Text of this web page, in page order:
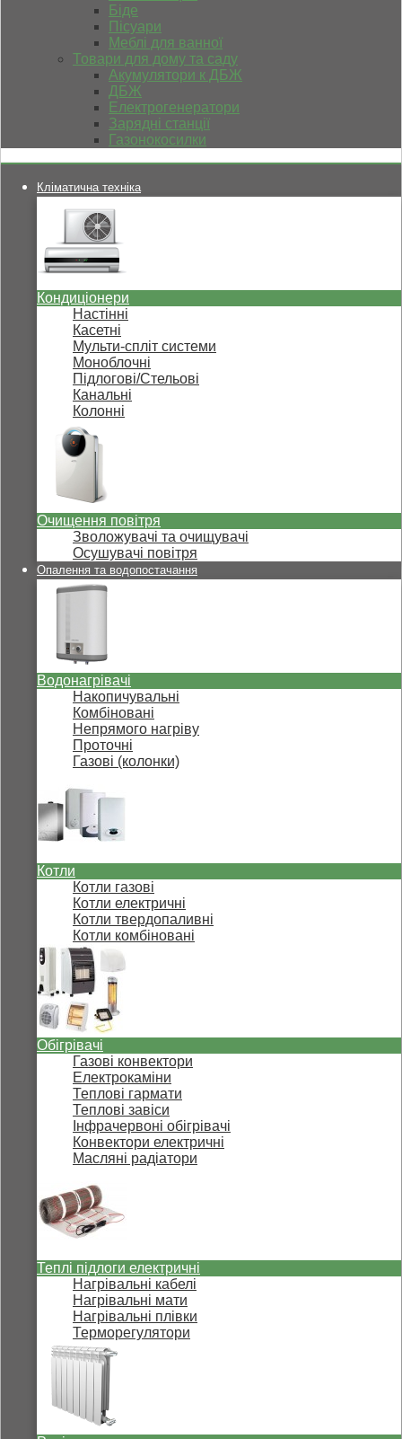
Біде
Пісуари
Меблі для ванної
Товари для дому та саду
Акумулятори к ДБЖ
ДБЖ
Електрогенератори
Зарядні станції
Газонокосилки
Кліматична техніка
Кондиціонери
Настінні
Касетні
Мульти-спліт системи
Моноблочні
Підлогові/Стельові
Канальні
Колонні
Очищення повітря
Зволожувачі та очищувачі
Осушувачі повітря
Опалення та водопостачання
Водонагрівачі
Накопичувальні
Комбіновані
Непрямого нагріву
Проточні
Газові (колонки)
Котли
Котли газові
Котли електричні
Котли твердопаливні
Котли комбіновані
Обігрівачі
Газові конвектори
Електрокаміни
Теплові гармати
Теплові завіси
Інфрачервоні обігрівачі
Конвектори електричні
Масляні радіатори
Теплі підлоги електричні
Нагрівальні кабелі
Нагрівальні мати
Нагрівальні плівки
Терморегулятори